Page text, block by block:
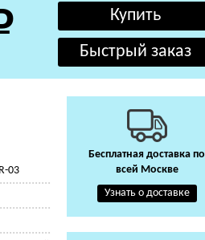
03
Бесплатная доставка по
всей Москве
Узнать о доставке